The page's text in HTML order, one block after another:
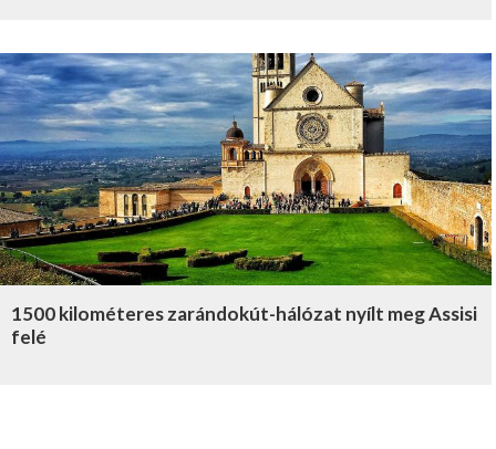
1500 kilométeres zarándokút-hálózat nyílt meg Assisi
felé